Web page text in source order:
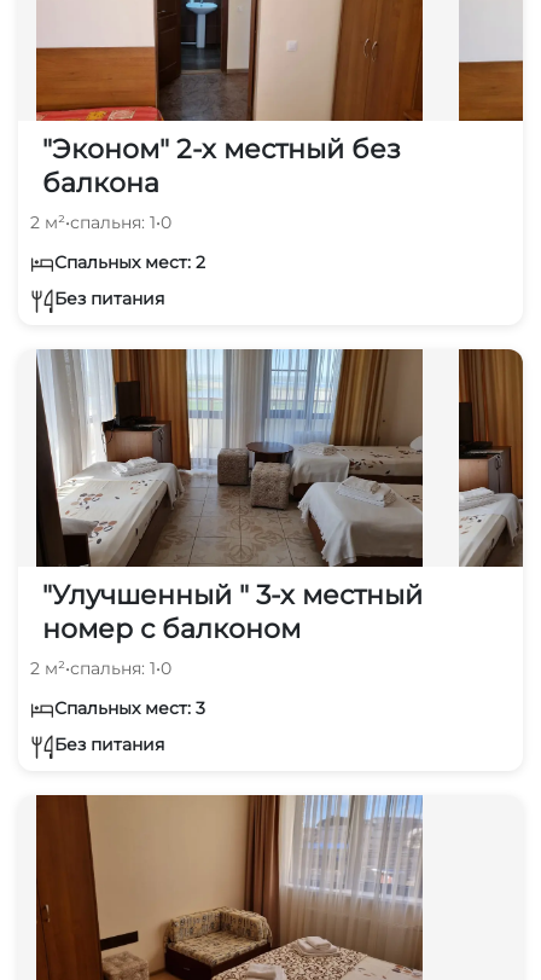
"Эконом" 2-х местный без
балкона
2 м²•спальня: 1•0
Спальных мест: 2
Без питания
"Улучшенный " 3-х местный
номер с балконом
2 м²•спальня: 1•0
Спальных мест: 3
Без питания